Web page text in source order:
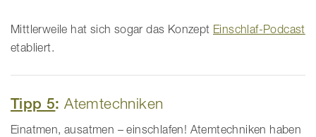
Mittlerweile hat sich sogar das Konzept Einschlaf-Podcast
etabliert.
Tipp 5: Atemtechniken
Einatmen, ausatmen – einschlafen! Atemtechniken haben